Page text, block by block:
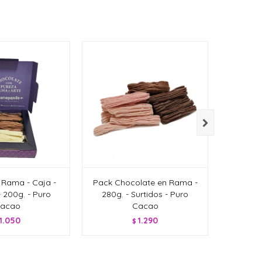
- Caja -
200g. - Puro
1.050
Pack Chocolate en Rama -
280g. - Surtidos - Puro
Cacao
$ 1.290
